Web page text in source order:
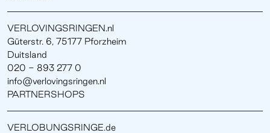
VERLOVINGSRINGEN.nl
Güterstr. 6, 75177 Pforzheim
Duitsland
020 - 893 277 0
info@verlovingsringen.nl
PARTNERSHOPS
VERLOBUNGSRINGE.de